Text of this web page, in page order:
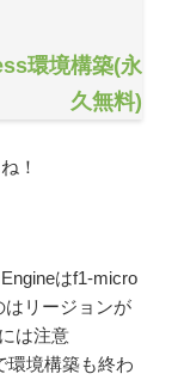
環境構築(永
久無料)
！
はf1-micro
リージョンが
は注意
環境構築も終わ